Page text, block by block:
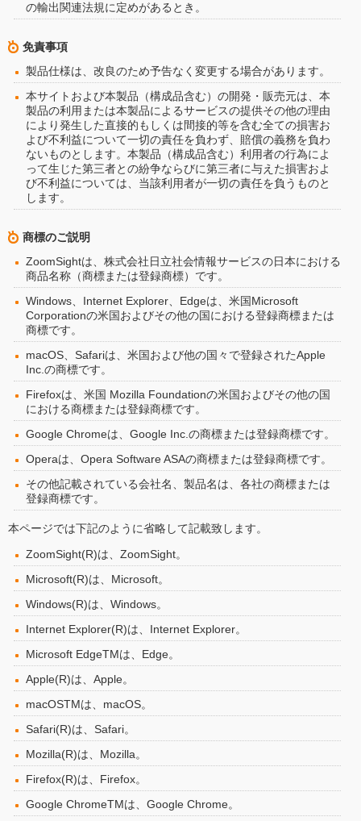
の輸出関連法規に定めがあるとき。
免責事項
製品仕様は、改良のため予告なく変更する場合があります。
本サイトおよび本製品（構成品含む）の開発・販売元は、本
製品の利用または本製品によるサービスの提供その他の理由
により発生した直接的もしくは間接的等を含む全ての損害お
よび不利益について一切の責任を負わず、賠償の義務を負わ
ないものとします。本製品（構成品含む）利用者の行為によ
って生じた第三者との紛争ならびに第三者に与えた損害およ
び不利益については、当該利用者が一切の責任を負うものと
します。
商標のご説明
ZoomSightは、株式会社日立社会情報サービスの日本における
商品名称（商標または登録商標）です。
Windows、Internet Explorer、Edgeは、米国Microsoft
Corporationの米国およびその他の国における登録商標または
商標です。
macOS、Safariは、米国および他の国々で登録されたApple
Inc.の商標です。
Firefoxは、米国 Mozilla Foundationの米国およびその他の国
における商標または登録商標です。
Google Chromeは、Google Inc.の商標または登録商標です。
Operaは、Opera Software ASAの商標または登録商標です。
その他記載されている会社名、製品名は、各社の商標または
登録商標です。
本ページでは下記のように省略して記載致します。
ZoomSight(R)は、ZoomSight。
Microsoft(R)は、Microsoft。
Windows(R)は、Windows。
Internet Explorer(R)は、Internet Explorer。
Microsoft EdgeTMは、Edge。
Apple(R)は、Apple。
macOSTMは、macOS。
Safari(R)は、Safari。
Mozilla(R)は、Mozilla。
Firefox(R)は、Firefox。
Google ChromeTMは、Google Chrome。